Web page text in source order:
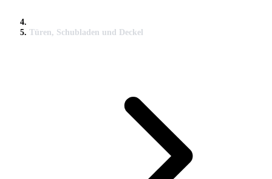
Türen, Schubladen und Deckel